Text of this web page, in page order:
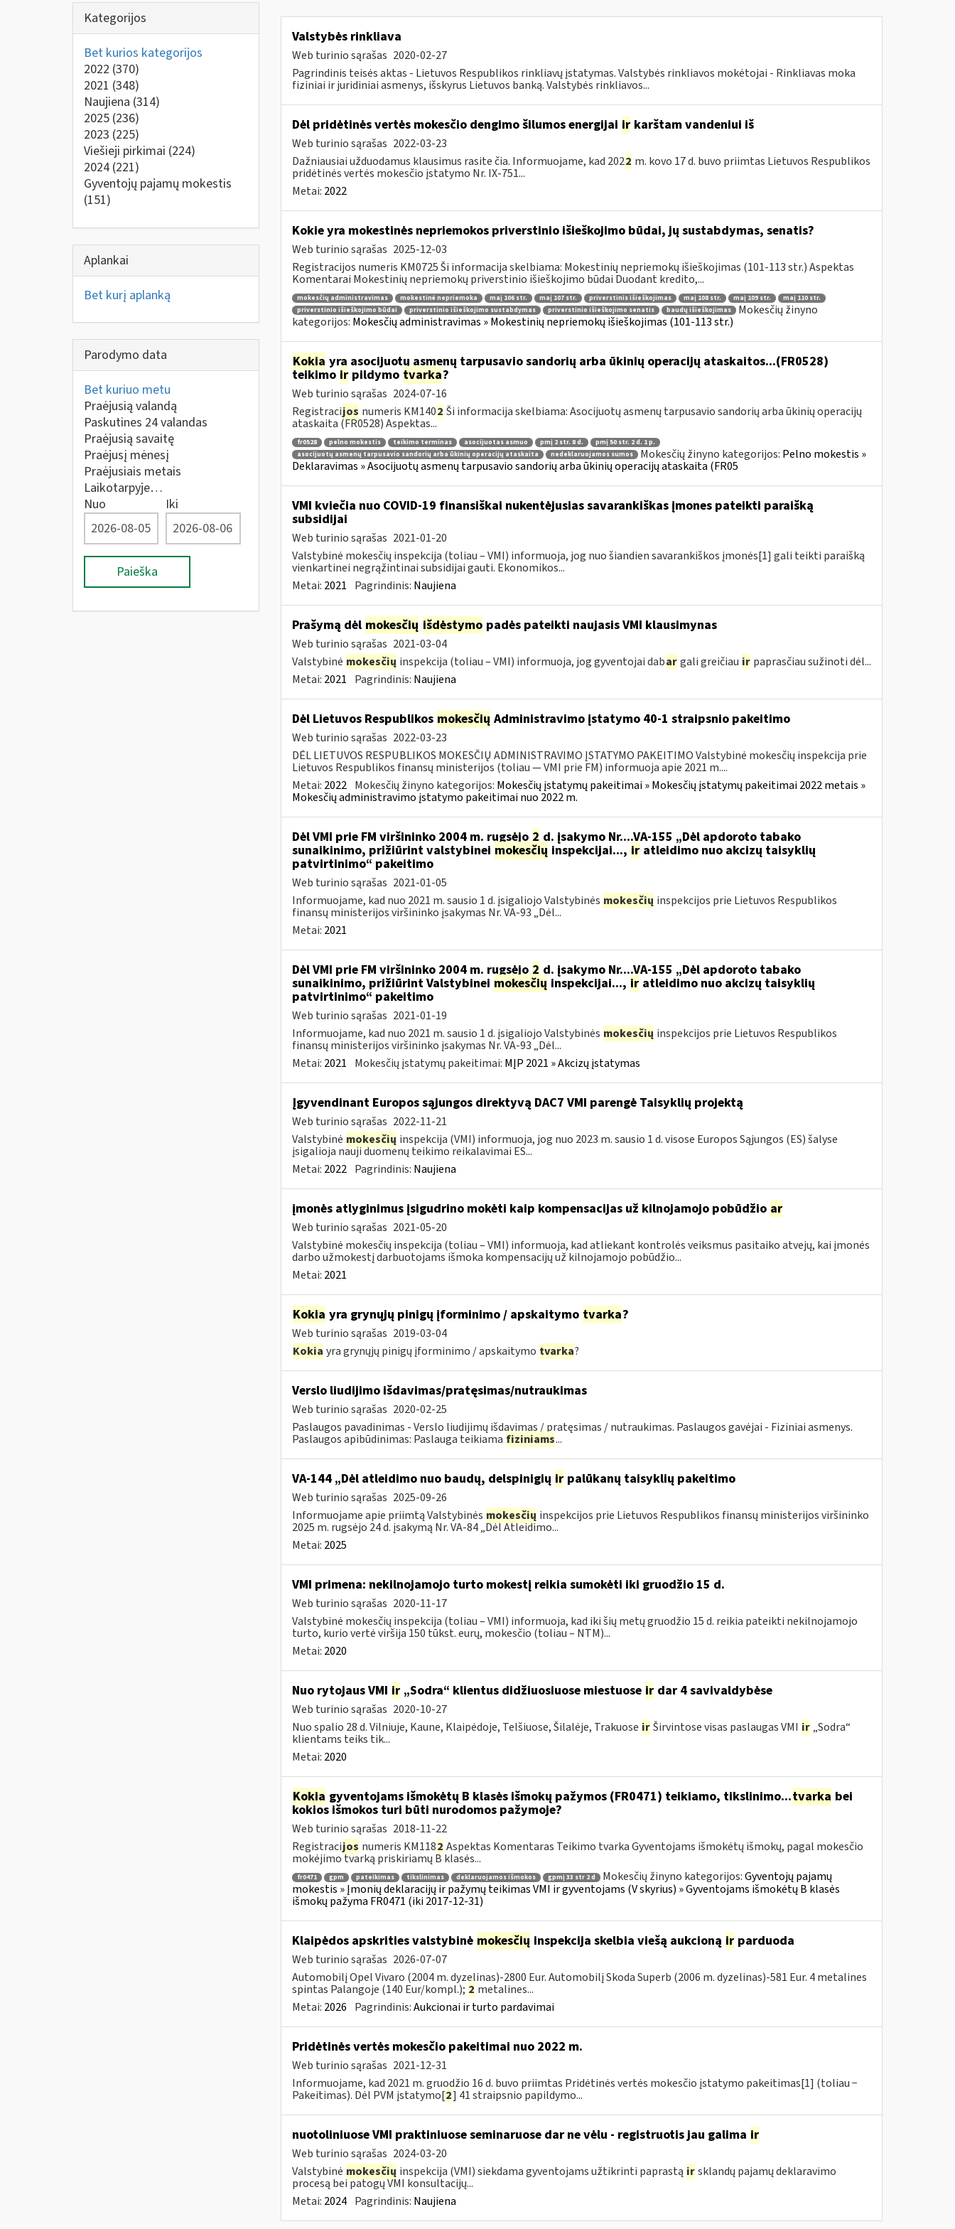
Kategorijos
Bet kurios kategorijos
2022 (370)
2021 (348)
Naujiena (314)
2025 (236)
2023 (225)
Viešieji pirkimai (224)
2024 (221)
Gyventojų pajamų mokestis
(151)
Aplankai
Bet kurį aplanką
Parodymo data
Bet kuriuo metu
Praėjusią valandą
Paskutines 24 valandas
Praėjusią savaitę
Praėjusį mėnesį
Praėjusiais metais
Laikotarpyje…
Nuo
Iki
Paieška
Valstybės rinkliava
Web turinio sąrašas 2020-02-27
Pagrindinis teisės aktas - Lietuvos Respublikos rinkliavų įstatymas. Valstybės rinkliavos mokėtojai - Rinkliavas moka
fiziniai ir juridiniai asmenys, išskyrus Lietuvos banką. Valstybės rinkliavos...
Dėl pridėtinės vertės mokesčio dengimo šilumos energijai irkarštam vandeniui iš
Web turinio sąrašas 2022-03-23
Dažniausiai užduodamus klausimus rasite čia. Informuojame, kad 2022 m. kovo 17 d. buvo priimtas Lietuvos Respublikos
pridėtinės vertės mokesčio įstatymo Nr. IX-751...
Metai: 2022
Kokie yra mokestinės nepriemokos priverstinio išieškojimo būdai, jų sustabdymas, senatis?
Web turinio sąrašas 2025-12-03
Registracijos numeris KM0725 Ši informacija skelbiama: Mokestinių nepriemokų išieškojimas (101-113 str.) Aspektas
Komentarai Mokestinių nepriemokų priverstinio išieškojimo būdai Duodant kredito,...
mokesčių administravimas mokestinė nepriemoka maį 106 str. maį 107 str. priverstinis išieškojimas maį 108 str. maį 109 str.
maį 110 str.
priverstinio išieškojimo būdai
priverstinio išieškojimo sustabdymas priverstinio išieškojimo senatis baudų išieškojimas
Mokesčių žinyno
kategorijos: Mokesčių administravimas » Mokestinių nepriemokų išieškojimas (101-113 str.)
Kokia yra asocijuotų asmenų tarpusavio sandorių arba ūkinių operacijų ataskaitos...(FR0528)
teikimo irpildymo tvarka?
Web turinio sąrašas 2024-07-16
Registracijos numeris KM1402 Ši informacija skelbiama: Asocijuotų asmenų tarpusavio sandorių arba ūkinių operacijų
ataskaita (FR0528) Aspektas...
fr0528 pelno mokestis teikimo terminas asocijuotas asmuo pmį 2 str. 8 d.
pmį 50 str. 2 d. 1 p.
asocijuotų asmenų tarpusavio sandorių arba ūkinių operacijų ataskaita
nedeklaruojamos sumos Mokesčių žinyno kategorijos: Pelno mokestis »
Deklaravimas » Asocijuotų asmenų tarpusavio sandorių arba ūkinių operacijų ataskaita (FR05
VMI kviečia nuo COVID-19 finansiškai nukentėjusias savarankiškas įmones pateikti paraišką
subsidijai
Web turinio sąrašas 2021-01-20
Valstybinė mokesčių inspekcija (toliau – VMI) informuoja, jog nuo šiandien savarankiškos įmonės[1] gali teikti paraišką
vienkartinei negrąžintinai subsidijai gauti. Ekonomikos...
Metai: 2021 Pagrindinis: Naujiena
Prašymą dėl mokesčių išdėstymo padės pateikti naujasis VMI klausimynas
Web turinio sąrašas 2021-03-04
Valstybinė mokesčių inspekcija (toliau – VMI) informuoja, jog gyventojai dabar gali greičiau ir paprasčiau sužinoti dėl...
Metai: 2021 Pagrindinis: Naujiena
Dėl Lietuvos Respublikos mokesčių Administravimo įstatymo 40-1 straipsnio pakeitimo
Web turinio sąrašas 2022-03-23
DĖL LIETUVOS RESPUBLIKOS MOKESČIŲ ADMINISTRAVIMO ĮSTATYMO PAKEITIMO Valstybinė mokesčių inspekcija prie
Lietuvos Respublikos finansų ministerijos (toliau — VMI prie FM) informuoja apie 2021 m....
Metai: 2022 Mokesčių žinyno kategorijos: Mokesčių įstatymų pakeitimai » Mokesčių įstatymų pakeitimai 2022 metais »
Mokesčių administravimo įstatymo pakeitimai nuo 2022 m.
Dėl VMI prie FM viršininko 2004 m. rugsėjo2d. įsakymo Nr....VA-155 „Dėl apdoroto tabako
sunaikinimo, prižiūrint valstybinei mokesčių inspekcijai..., iratleidimo nuo akcizų taisyklių
patvirtinimo“ pakeitimo
Web turinio sąrašas 2021-01-05
Informuojame, kad nuo 2021 m. sausio 1 d. įsigaliojo Valstybinės mokesčių inspekcijos prie Lietuvos Respublikos
finansų ministerijos viršininko įsakymas Nr. VA-93 „Dėl...
Metai: 2021
Dėl VMI prie FM viršininko 2004 m. rugsėjo2d. įsakymo Nr....VA-155 „Dėl apdoroto tabako
sunaikinimo, prižiūrint Valstybinei mokesčių inspekcijai..., iratleidimo nuo akcizų taisyklių
patvirtinimo“ pakeitimo
Web turinio sąrašas 2021-01-19
Informuojame, kad nuo 2021 m. sausio 1 d. įsigaliojo Valstybinės mokesčių inspekcijos prie Lietuvos Respublikos
finansų ministerijos viršininko įsakymas Nr. VA-93 „Dėl...
Metai: 2021 Mokesčių įstatymų pakeitimai: MĮP 2021 » Akcizų įstatymas
Įgyvendinant Europos sąjungos direktyvą DAC7 VMI parengė Taisyklių projektą
Web turinio sąrašas 2022-11-21
Valstybinė mokesčių inspekcija (VMI) informuoja, jog nuo 2023 m. sausio 1 d. visose Europos Sąjungos (ES) šalyse
įsigalioja nauji duomenų teikimo reikalavimai ES...
Metai: 2022 Pagrindinis: Naujiena
įmonės atlyginimus įsigudrino mokėti kaip kompensacijas už kilnojamojo pobūdžio ar
Web turinio sąrašas 2021-05-20
Valstybinė mokesčių inspekcija (toliau – VMI) informuoja, kad atliekant kontrolės veiksmus pasitaiko atvejų, kai įmonės
darbo užmokestį darbuotojams išmoka kompensacijų už kilnojamojo pobūdžio...
Metai: 2021
Kokia yra grynųjų pinigų įforminimo / apskaitymo tvarka?
Web turinio sąrašas 2019-03-04
Kokia yra grynųjų pinigų įforminimo / apskaitymo tvarka?
Verslo liudijimo išdavimas/pratęsimas/nutraukimas
Web turinio sąrašas 2020-02-25
Paslaugos pavadinimas - Verslo liudijimų išdavimas / pratęsimas / nutraukimas. Paslaugos gavėjai - Fiziniai asmenys.
Paslaugos apibūdinimas: Paslauga teikiama fiziniams...
VA-144 „Dėl atleidimo nuo baudų, delspinigių irpalūkanų taisyklių pakeitimo
Web turinio sąrašas 2025-09-26
Informuojame apie priimtą Valstybinės mokesčių inspekcijos prie Lietuvos Respublikos finansų ministerijos viršininko
2025 m. rugsėjo 24 d. įsakymą Nr. VA-84 „Dėl Atleidimo...
Metai: 2025
VMI primena: nekilnojamojo turto mokestį reikia sumokėti iki gruodžio 15 d.
Web turinio sąrašas 2020-11-17
Valstybinė mokesčių inspekcija (toliau – VMI) informuoja, kad iki šių metų gruodžio 15 d. reikia pateikti nekilnojamojo
turto, kurio vertė viršija 150 tūkst. eurų, mokesčio (toliau – NTM)...
Metai: 2020
Nuo rytojaus VMI ir„Sodra“ klientus didžiuosiuose miestuose irdar 4 savivaldybėse
Web turinio sąrašas 2020-10-27
Nuo spalio 28 d. Vilniuje, Kaune, Klaipėdoje, Telšiuose, Šilalėje, Trakuose ir Širvintose visas paslaugas VMI ir „Sodra“
klientams teiks tik...
Metai: 2020
Kokia gyventojams išmokėtų B klasės išmokų pažymos (FR0471) teikiamo, tikslinimo...tvarka bei
kokios išmokos turi būti nurodomos pažymoje?
Web turinio sąrašas 2018-11-22
Registracijos numeris KM1182 Aspektas Komentaras Teikimo tvarka Gyventojams išmokėtų išmokų, pagal mokesčio
mokėjimo tvarką priskiriamų B klasės...
fr0471 gpm pateikimas tikslinimas deklaruojamos išmokos gpmį 33 str 2 d Mokesčių žinyno kategorijos:Gyventojų pajamų
mokestis » Įmonių deklaracijų ir pažymų teikimas VMI ir gyventojams (V skyrius) » Gyventojams išmokėtų B klasės
išmokų pažyma FR0471 (iki 2017-12-31)
Klaipėdos apskrities valstybinė mokesčių inspekcija skelbia viešą aukcioną irparduoda
Web turinio sąrašas 2026-07-07
Automobilį Opel Vivaro (2004 m. dyzelinas)-2800 Eur. Automobilį Skoda Superb (2006 m. dyzelinas)-581 Eur. 4 metalines
spintas Palangoje (140 Eur/kompl.); 2 metalines...
Metai: 2026 Pagrindinis:Aukcionai ir turto pardavimai
Pridėtinės vertės mokesčio pakeitimai nuo 2022 m.
Web turinio sąrašas 2021-12-31
Informuojame, kad 2021 m. gruodžio 16 d. buvo priimtas Pridėtinės vertės mokesčio įstatymo pakeitimas[1] (toliau −
Pakeitimas). Dėl PVM įstatymo[2] 41 straipsnio papildymo...
nuotoliniuose VMI praktiniuose seminaruose dar ne vėlu - registruotis jau galima ir
Web turinio sąrašas 2024-03-20
Valstybinė mokesčių inspekcija (VMI) siekdama gyventojams užtikrinti paprastą ir sklandų pajamų deklaravimo
procesą bei patogų VMI konsultacijų...
Metai: 2024 Pagrindinis: Naujiena